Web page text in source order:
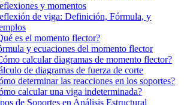
y momentos
de viga: Definición, Fórmula, y
es el momento flector?
y ecuaciones del momento flector
calcular diagramas de momento flector?
de diagramas de fuerza de corte
determinar las reacciones en los soportes?
calcular una viga indeterminada?
de Soportes en Análisis Estructural